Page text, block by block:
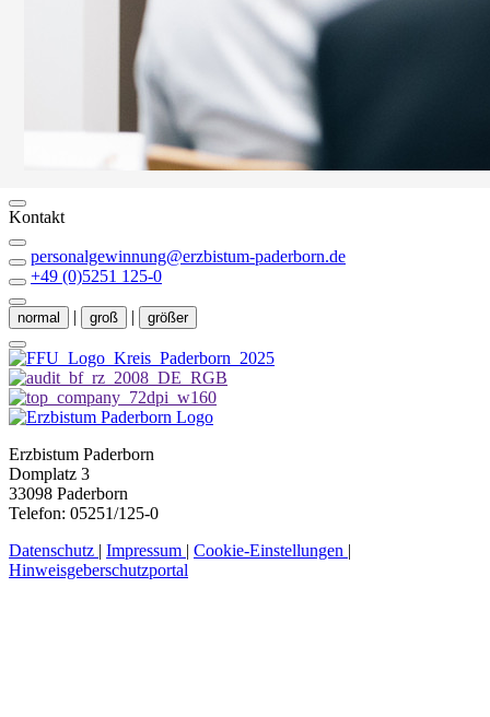
HIER ALLE BERUFE ENTDECKEN
Kontakt
personalgewinnung@erzbistum-paderborn.de
+49 (0)5251 125-0
normal | groß | größer
Erzbistum Paderborn
Domplatz 3
33098 Paderborn
Telefon: 05251/125-0
Datenschutz | Impressum | Cookie-Einstellungen |
Hinweisgeberschutzportal